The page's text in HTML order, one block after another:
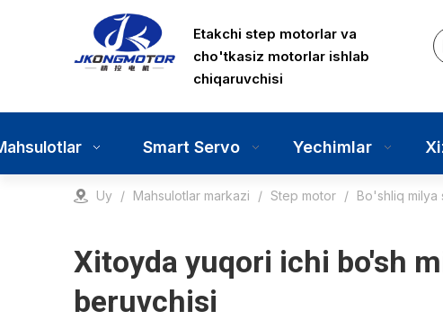
Etakchi step motorlar va
cho'tkasiz motorlar ishlab
chiqaruvchisi
Smart Servo Yechimlar
Uy / Mahsulotlar markazi / Step motor / Bo'shliq milya
Xitoyda yuqori ichi bo'sh
beruvchisi